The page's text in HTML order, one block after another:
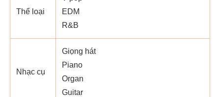
Thể loại
EDM
R&B
Nhạc cụ
Giọng hát
Piano
Organ
Guitar